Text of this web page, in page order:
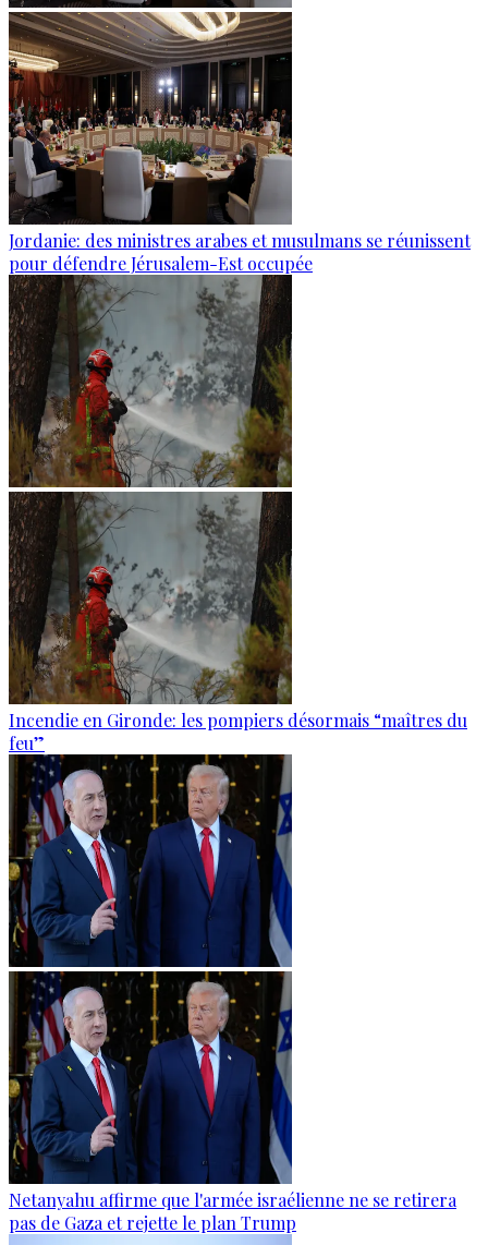
Jordanie: des ministres arabes et musulmans se réunissent
pour défendre Jérusalem-Est occupée
Incendie en Gironde: les pompiers désormais “maîtres du
feu”
Netanyahu affirme que l'armée israélienne ne se retirera
pas de Gaza et rejette le plan Trump